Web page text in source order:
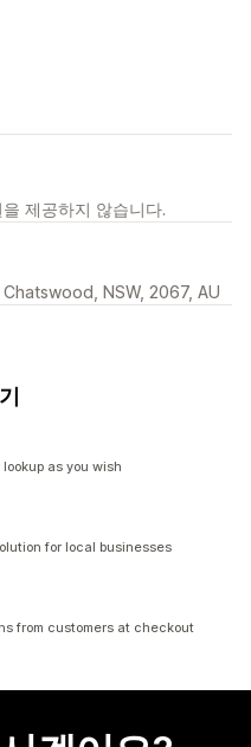
제공하지 않습니다.
NSW, 2067, AU
as you wish
for local businesses
from customers at checkout